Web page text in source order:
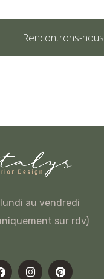
Rencontrons-nous
au vendredi
sur rdv)